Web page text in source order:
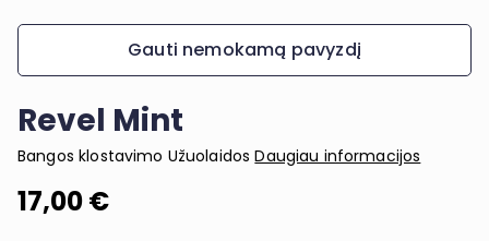
Gauti nemokamą pavyzdį
Revel Mint
Bangos klostavimo UžuolaidosDaugiau informacijos
17,00 €